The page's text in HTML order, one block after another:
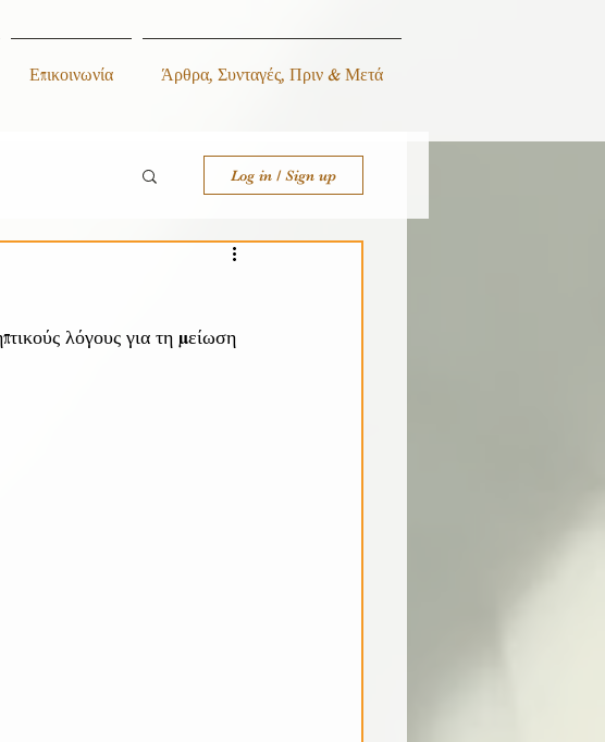
Log in / Sign up
λόγους για τη μείωση
Επικοινωνία Άρθρα, Συνταγές, Πριν & Μετά